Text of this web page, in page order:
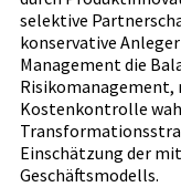
selektive
konservative
Management die
Kostenkontrolle
Einschätzung der
Geschäftsmodells.